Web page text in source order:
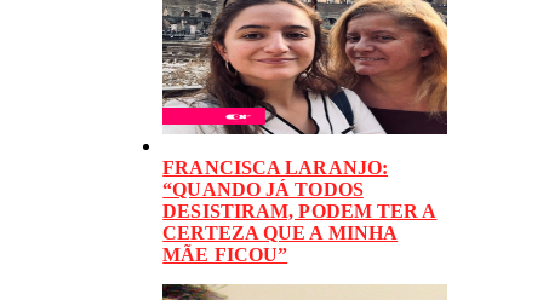
FRANCISCA LARANJO:
“QUANDO JÁ TODOS
DESISTIRAM, PODEM TER A
CERTEZA QUE A MINHA
MÃE FICOU”